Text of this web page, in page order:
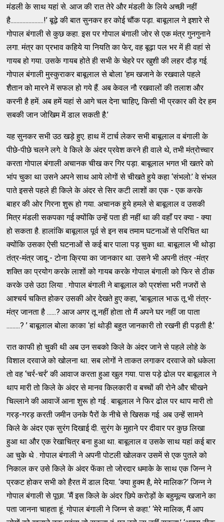
मंडली के साथ यहां से. आज की रात तेरे और मंडली के लिये अच्छी नहीं
है......................!’ बूढ़े की बात सुनकर हर कोई चौंक पड़ा. बाबूलाल ने इशारे से
गोपाल बंगाली से कुछ कहा. इस पर गोपाल बंगाली जोर से एक मंत्र गुनगुनाने
लगा. मंत्र का प्रभाव कहिये या नियति का फेर, वह बूढ़ा पल भर में ही वहां से
गायब हो गया. उसके गायब होते ही सभी के चेहरे पर खुशी की लहर दौड़ गई.
गोपाल बंगाली मुस्कुराकर बाबूलाल से बोला ‘हम खजाने के रखवाले पहले
शैतान को मारने में सफल हो गये हैं. अब केवल नौ रखवालों की तलाश और
करनी है हमें. अब हमें यहां से आगे चल देना चाहिए, किसी भी प्रकार की देर हम
सबकी जान जोखिम में डाल सकती है.’
यह सुनकर सभी उठ खड़े हुए. हाथ में टार्च लेकर सभी बाबूलाल व बंगाली के
पीछे-पीछे चलने लगे. वे किले के अंदर प्रवेश करने ही वाले थे, तभी मंत्रोच्चार
करता गोपाल बंगाली अचानक चीख कर गिर पड़ा. बाबूलाल भगत भी खतरे को
भांप चुका था उसने अपने साथ आये लोगों से चीखते हुये कहा ‘संभलो.’ वे संभल
पाते इससे पहले ही किले के अंदर से सिर कटी लाशों का एक - एक करके
बाहर की ओर गिरना शुरू हो गया. अचानक हुये हमले से बाबूलाल व उसकी
मित्र मंडली सकपका गई क्योंकि उन्हें पता ही नहीं था की वहाँ पर क्या - क्या
हो सकता है. हालांकि बाबूलाल पूर्व से इन सब तमाम घटनाओं से परिचित था
क्योंकि उसका ऐसी घटनाओं से कई बार पाला पड़ चुका था. बाबूलाल भी थोड़ा
तंत्र-मंत्र जादू - टोना क्रिया का जानकार था. उसने भी अपनी तंत्र -मंत्र
शक्ति का प्रयोग करके लाशों को गायब करके गोपाल बंगाली को फिर से ठीक
करके उसे उठा लिया . गोपाल बंगाली ने बाबूलाल को प्रशंसा भरी नजरों से
आश्चर्य चकित होकर उसकी ओर देखते हुए कहा, ‘बाबूलाल भाऊ तू भी तंत्र-
मंत्र जानता है ......? आज अगर तू नहीं होता तो मैं अपने घर नहीं जा पाता
.........? ’ बाबूलाल बोला काका ‘हां थोड़ी बहुत जानकारी तो रखनी ही पड़ती है.’
रात काफी हो चुकी थी अब उन सबको किले के अंदर जाने से पहले लोहे के
विशाल दरवाजे को खोलना था. सब लोगों ने ताकत लगाकर दरवाजे को धकेला
तो वह ‘चर्र-चर्र’ की आवाज करता हुआ खुल गया. पास पड़े ढोल पर बाबूलाल ने
थाप मारी तो किले के अंदर से मानव किलकारी व बच्चों की रोने और चीखने
चिल्लाने की आवाजें आना शुरू हो गई . बाबूलाल ने फिर ढोल पर थाप मारी तो
गरड़-गरड़ करती जमीन उनके पैरों के नीचे से खिसक गई. अब उन्हें सामने
किले के अंदर एक सुरंग दिखाई दी. सुरंग के मुहाने पर दीवार पर कुछ लिखा
हुआ था और एक रेखाचित्र बना हुआ था. बाबूलाल व उसके साथ यहां कई बार
आ चुके थे . गोपाल बंगाली ने अपनी पोटली खोलकर उसमें से एक पुतले को
निकाल कर उसे किले के अंदर फेंका तो जोरदार धमाके के साथ एक जिन्न ने
प्रकट होकर सभी को हैरत में डाल दिया. ‘क्या हुक्म है, मेरे मालिक?’ जिन्न ने
गोपाल बंगाली से पूछा. ‘मैं इस किले के अंदर छिपे करोड़ों के बहुमूल्य खजाने का
पता जानना चाहता हूं. गोपाल बंगाली ने जिन्न से कहा.’ ‘मेरे मालिक, मैं आप